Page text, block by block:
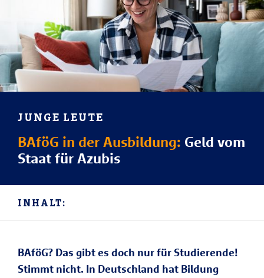
JUNGE LEUTE
BAföG in der Ausbildung: Geld vom
Staat für Azubis
INHALT:
BAföG? Das gibt es doch nur für Studierende!
Stimmt nicht. In Deutschland hat Bildung